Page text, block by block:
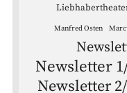
Manfred Osten
Newsletter
Newsletter